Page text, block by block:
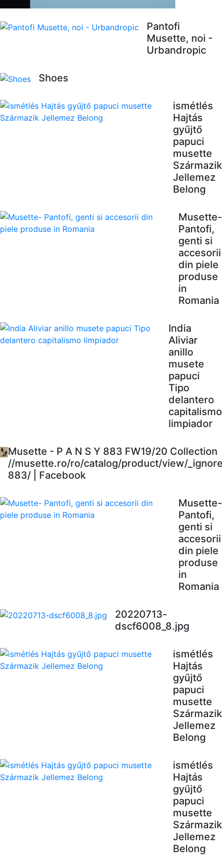
Pantofi
Musette, noi -
Urbandropic
Shoes
ismétlés
Hajtás
gyűjtő
papuci
musette
Származik
Jellemez
Belong
Musette-
Pantofi,
genti si
accesorii
din piele
produse
in
Romania
India
Aliviar
anillo
musete
papuci
Tipo
delantero
capitalismo
limpiador
Musette - P A N S Y 883 FW19/20 Collection
//musette.ro/ro/catalog/product/view/
883/ | Facebook
Musette-
Pantofi,
genti si
accesorii
din piele
produse
in
Romania
20220713-
dscf6008_8.jpg
ismétlés
Hajtás
gyűjtő
papuci
musette
Származik
Jellemez
Belong
ismétlés
Hajtás
gyűjtő
papuci
musette
Származik
Jellemez
Belong